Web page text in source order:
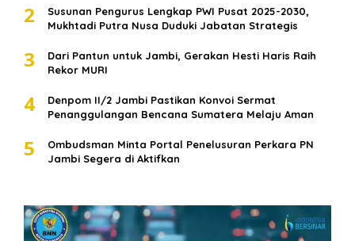
2
Susunan Pengurus Lengkap PWI Pusat 2025-2030,
Mukhtadi Putra Nusa Duduki Jabatan Strategis
3
Dari Pantun untuk Jambi, Gerakan Hesti Haris Raih
Rekor MURI
4
Denpom II/2 Jambi Pastikan Konvoi Sermat
Penanggulangan Bencana Sumatera Melaju Aman
5
Ombudsman Minta Portal Penelusuran Perkara PN
Jambi Segera di Aktifkan